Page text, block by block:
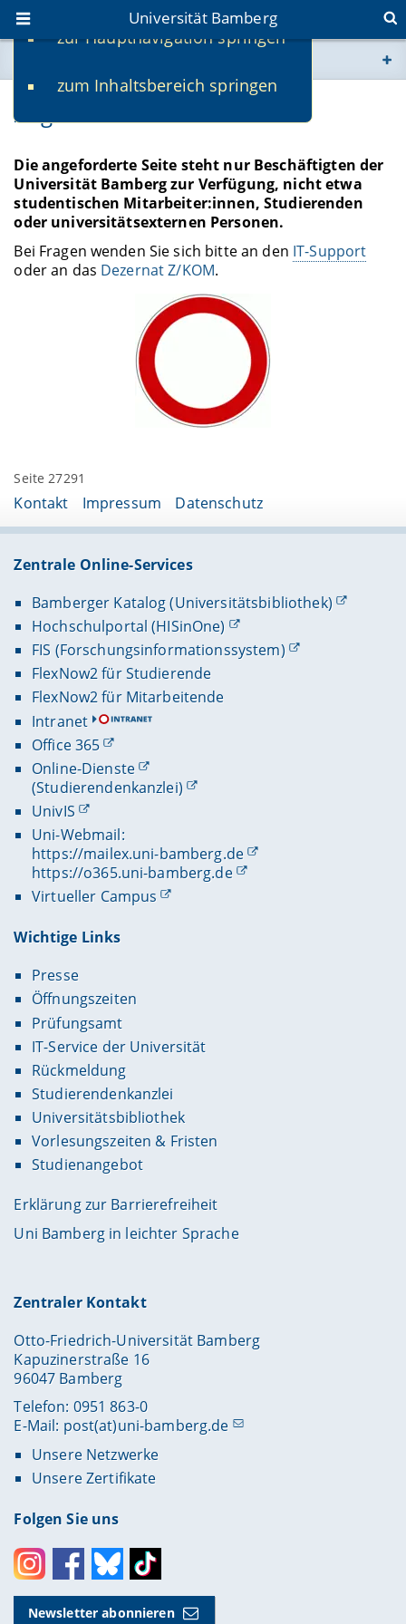
zur Hauptnavigation springen
zum Inhaltsbereich springen
Universität Bamberg
www.uni-bamberg.de
fis.uni-bamberg.de
Zugriff beschränkt
Die angeforderte Seite steht nur Beschäftigten der
Universität Bamberg zur Verfügung, nicht etwa
studentischen Mitarbeiter:innen, Studierenden
oder universitätsexternen Personen.
Bei Fragen wenden Sie sich bitte an den IT-Support
oder an das Dezernat Z/KOM.
Seite 27291
Kontakt Impressum Datenschutz
Zentrale Online-Services
Bamberger Katalog (Universitätsbibliothek)
Hochschulportal (HISinOne)
FIS (Forschungsinformationssystem)
FlexNow2 für Studierende
FlexNow2 für Mitarbeitende
Intranet
Office 365
Online-Dienste
(Studierendenkanzlei)
UnivIS
Uni-Webmail:
https://mailex.uni-bamberg.de
https://o365.uni-bamberg.de
Virtueller Campus
Wichtige Links
Presse
Öffnungszeiten
Prüfungsamt
IT-Service der Universität
Rückmeldung
Studierendenkanzlei
Universitätsbibliothek
Vorlesungszeiten & Fristen
Studienangebot
Erklärung zur Barrierefreiheit
Uni Bamberg in leichter Sprache
Zentraler Kontakt
Otto-Friedrich-Universität Bamberg
Kapuzinerstraße 16
96047 Bamberg
Telefon: 0951 863-0
E-Mail: post(at)uni-bamberg.de
Unsere Netzwerke
Unsere Zertifikate
Folgen Sie uns
InstagramFacebookBlueskyToktok
Newsletter abonnieren